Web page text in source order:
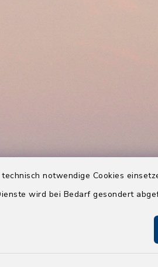
notwendige Cookies
wird bei Bedarf gesondert